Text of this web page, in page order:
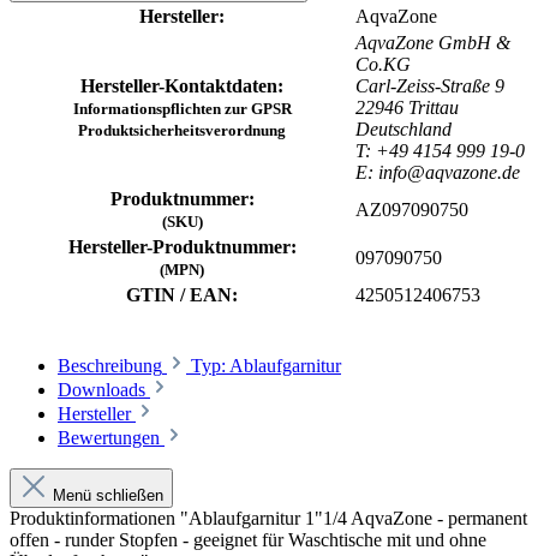
Hersteller: AqvaZone
Hersteller-Kontaktdaten:
Informationspflichten zur GPSR
Produktsicherheitsverordnung
AqvaZone GmbH &
Co.KG
Carl-Zeiss-Straße 9
22946 Trittau
Deutschland
T: +49 4154 999 19-0
E: info@aqvazone.de
Produktnummer:
(SKU)
AZ097090750
Hersteller-Produktnummer:
(MPN)
097090750
GTIN / EAN:
4250512406753
Beschreibung
Typ: Ablaufgarnitur
Downloads
Hersteller
Bewertungen
Menü schließen
Produktinformationen "Ablaufgarnitur 1"1/4 AqvaZone - permanent
offen - runder Stopfen - geeignet für Waschtische mit und ohne